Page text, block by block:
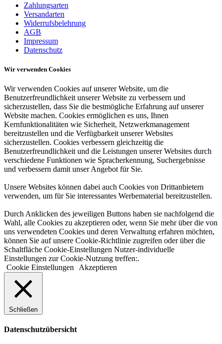
Zahlungsarten
Versandarten
Widerrufsbelehrung
AGB
Impressum
Datenschutz
Wir verwenden Cookies
Wir verwenden Cookies auf unserer Website, um die
Benutzerfreundlichkeit unserer Website zu verbessern und
sicherzustellen, dass Sie die bestmögliche Erfahrung auf unserer
Website machen. Cookies ermöglichen es uns, Ihnen
Kernfunktionalitäten wie Sicherheit, Netzwerkmanagement
bereitzustellen und die Verfügbarkeit unserer Websites
sicherzustellen. Cookies verbessern gleichzeitig die
Benutzerfreundlichkeit und die Leistungen unserer Websites durch
verschiedene Funktionen wie Spracherkennung, Suchergebnisse
und verbessern damit unser Angebot für Sie.
Unsere Websites können dabei auch Cookies von Drittanbietern
verwenden, um für Sie interessantes Werbematerial bereitzustellen.
Durch Anklicken des jeweiligen Buttons haben sie nachfolgend die
Wahl, alle Cookies zu akzeptieren oder, wenn Sie mehr über die von
uns verwendeten Cookies und deren Verwaltung erfahren möchten,
können Sie auf unsere Cookie-Richtlinie zugreifen oder über die
Schaltfläche Cookie-Einstellungen Nutzer-individuelle
Einstellungen zur Cookie-Nutzung treffen:.
Cookie Einstellungen
Akzeptieren
Schließen
Datenschutzübersicht